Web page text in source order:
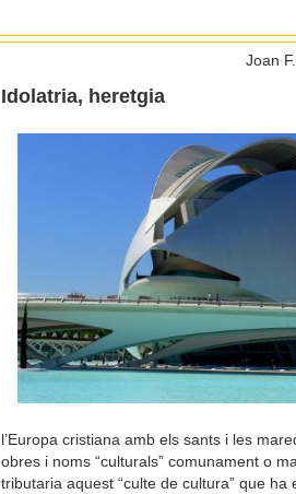
Joan
Idolatria, heretgia
l’Europa cristiana amb els sants i les
obres i noms “culturals” comunament o
tributaria aquest “culte de cultura” que